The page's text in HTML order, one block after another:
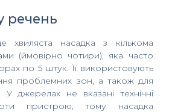
речень
насадка з кількома
(ймовірно чотири), яка часто
по 5 штук. Її використовують
проблемних зон, а також для
У джерелах не вказані технічні
пристрою, тому насадка